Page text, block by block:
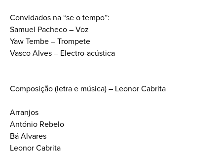
Convidados na “se o tempo”:
Samuel Pacheco – Voz
Yaw Tembe – Trompete
Vasco Alves – Electro-acústica
Composição (letra e música) – Leonor Cabrita
Arranjos
António Rebelo
Bá Alvares
Leonor Cabrita